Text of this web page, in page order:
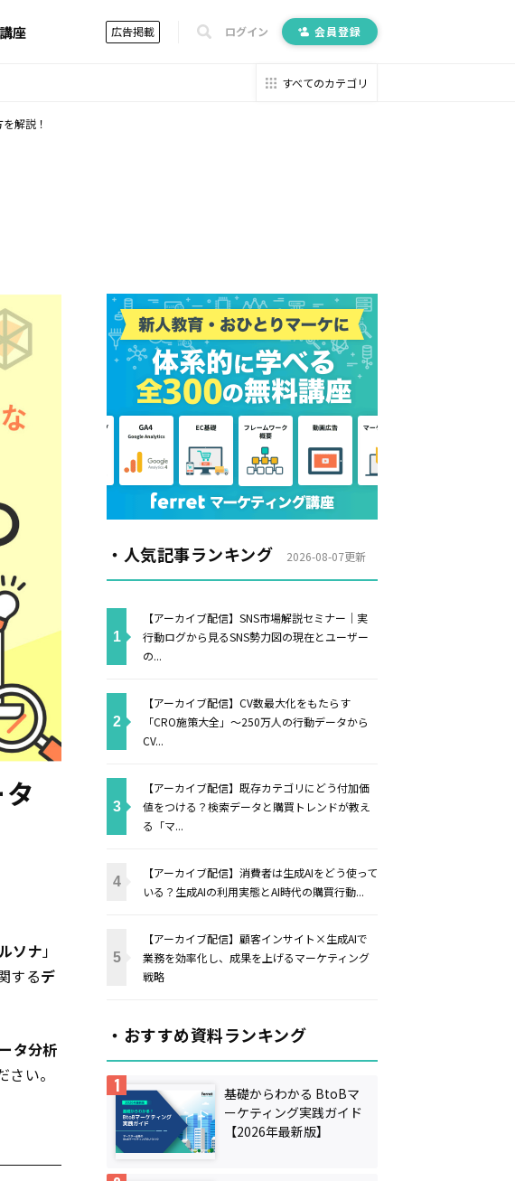
講座 広告掲載 ログイン 会員登録
すべてのカテゴリ
解説！
ソナ」
するデ
タ分析
い。
・人気記事ランキング 2026-08-07更新
【アーカイブ配信】SNS市場解説セミナー｜実
行動ログから見るSNS勢力図の現在とユーザー
の...
【アーカイブ配信】CV数最大化をもたらす
「CRO施策大全」〜250万人の行動データから
CV...
【アーカイブ配信】既存カテゴリにどう付加価
値をつける？検索データと購買トレンドが教え
る「マ...
【アーカイブ配信】消費者は生成AIをどう使って
いる？生成AIの利用実態とAI時代の購買行動...
【アーカイブ配信】顧客インサイト×生成AIで
業務を効率化し、成果を上げるマーケティング
戦略
・おすすめ資料ランキング
基礎からわかる BtoBマ
ーケティング実践ガイド
【2026年最新版】